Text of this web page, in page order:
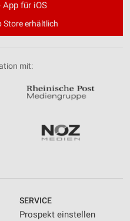
für iOS
Store erhältlich
mit:
SERVICE
Prospekt einstellen